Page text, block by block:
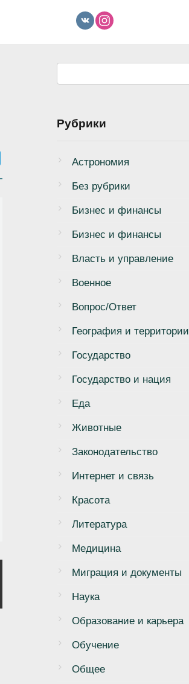
Рубрики
Астрономия
Без рубрики
Бизнеc и финансы
Бизнес и финансы
Власть и управление
Военное
Вопрос/Ответ
География и территории
Государство
Государство и нация
Еда
Животные
Законодательство
Интернет и связь
Красота
Литература
Медицина
Миграция и документы
Наука
Образование и карьера
Обучение
Общее